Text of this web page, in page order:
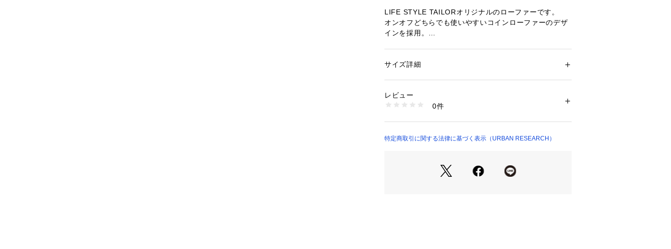
LIFE STYLE TAILORオリジナルのローファーです。
オンオフどちらでも使いやすいコインローファーのデザ
インを採用。
備えている、軽やかに走れるような機能性シューズとな
も疲れづらく快適な履き心地で、ビジネスだけではなく
カジュアルなスタイリングでもおすすめな一足です。
「LIFE STYLE TAILOR」は私たちが提案する暮らしの
日々の暮らしの一部であるビジネスライフにおいても、
私たちURBAN RESEARCH DOORSが“仕立て役”を担い
性別：メンズ
洗濯：-
※詳しい洗濯方法については、商品の品質表示タグをご覧くださ
商品番号：1650000133214 （モール）
サイズ詳細
レビュー
0件
特定商取引に関する法律に基づく表示（URBAN RESEARCH）